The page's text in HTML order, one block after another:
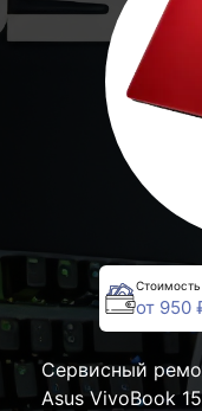
от 950
Сервисный
Asus VivoBook